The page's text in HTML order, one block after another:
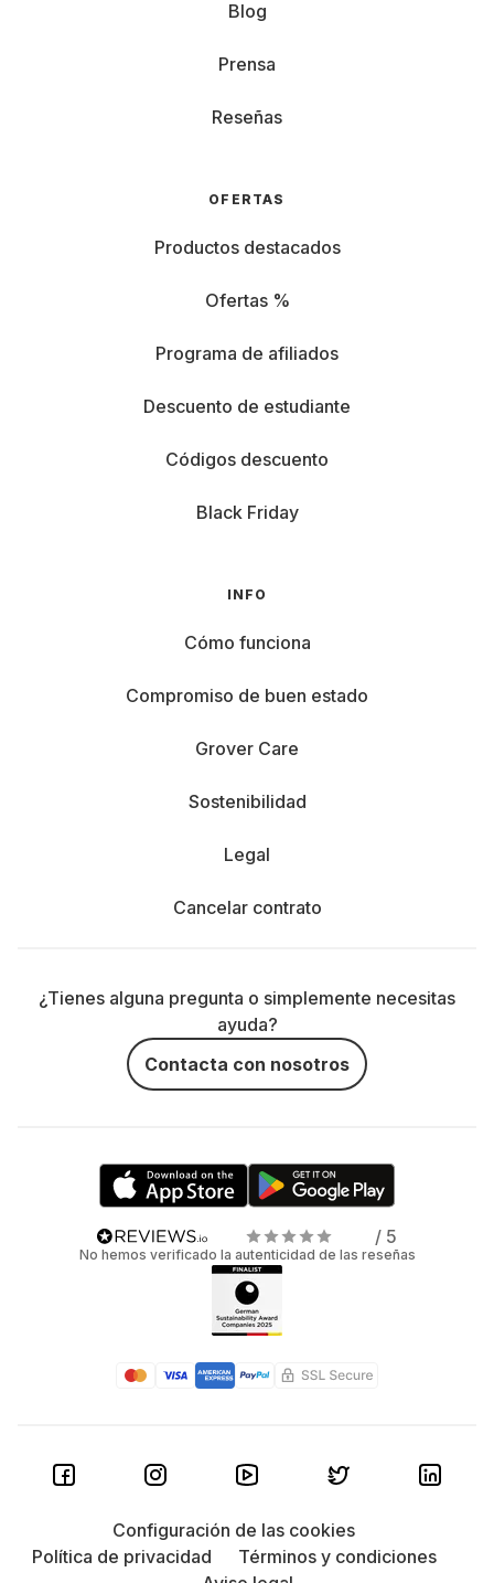
Blog
Prensa
Reseñas
OFERTAS
Productos destacados
Ofertas %
Programa de afiliados
Descuento de estudiante
Códigos descuento
Black Friday
INFO
Cómo funciona
Compromiso de buen estado
Grover Care
Sostenibilidad
Legal
Cancelar contrato
¿Tienes alguna pregunta o simplemente necesitas
ayuda?
Contacta con nosotros
/ 5
No hemos verificado la autenticidad de las reseñas
Configuración de las cookies
Política de privacidad
Términos y condiciones